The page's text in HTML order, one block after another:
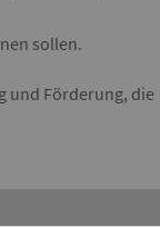
sollen.
und Förderung, die